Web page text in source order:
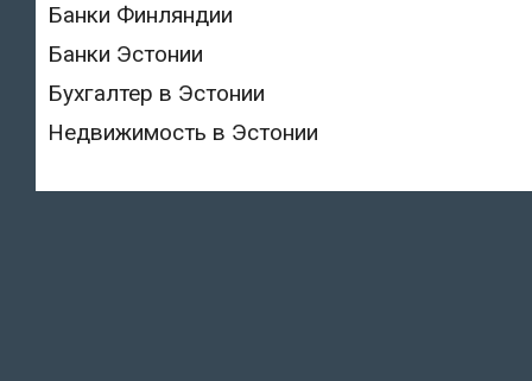
Банки Финляндии
Банки Эстонии
Бухгалтер в Эстонии
Недвижимость в Эстонии